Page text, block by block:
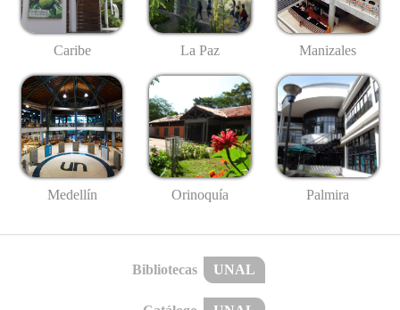
Caribe La Paz Manizales
Medellín Orinoquía Palmira
Bibliotecas UNAL